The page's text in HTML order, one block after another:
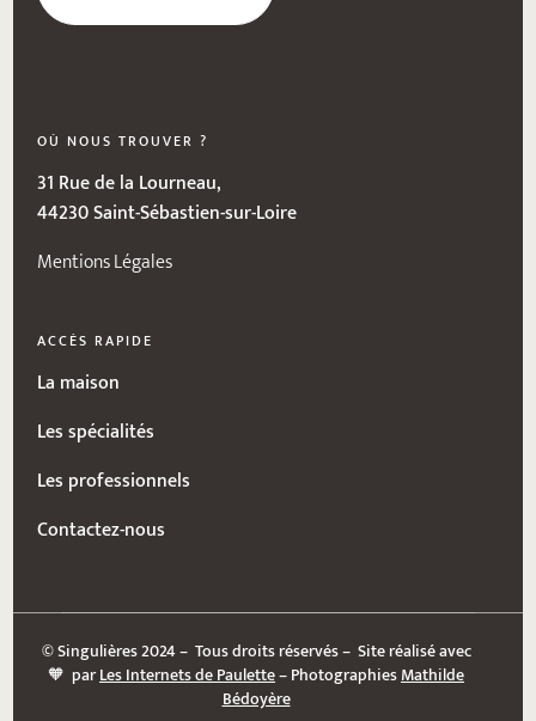
OÙ NOUS TROUVER ?
31 Rue de la Lourneau,
44230 Saint-Sébastien-sur-Loire
Mentions Légales
ACCÈS RAPIDE
La maison
Les spécialités
Les professionnels
Contactez-nous
© Singulières 2024 – Tous droits réservés – Site réalisé avec
🧡 parLes Internets de Paulette– PhotographiesMathilde
Bédoyère